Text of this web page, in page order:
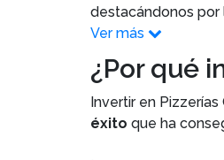
destacándonos
Ver más
¿Por qué
Invertir en
éxito que ha